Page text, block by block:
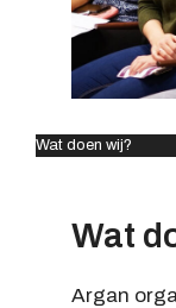
Wat doen wij?
Wat
Argan